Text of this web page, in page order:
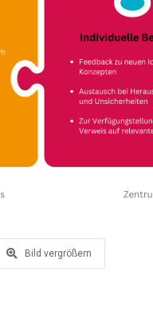
Bild vergrößern